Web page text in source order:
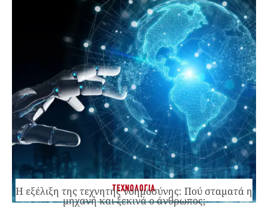
ΤΕΧΝΟΛΟΓΙΑ
Η εξέλιξη της τεχνητής νοημοσύνης: Πού σταματά η
μηχανή και ξεκινά ο άνθρωπος;